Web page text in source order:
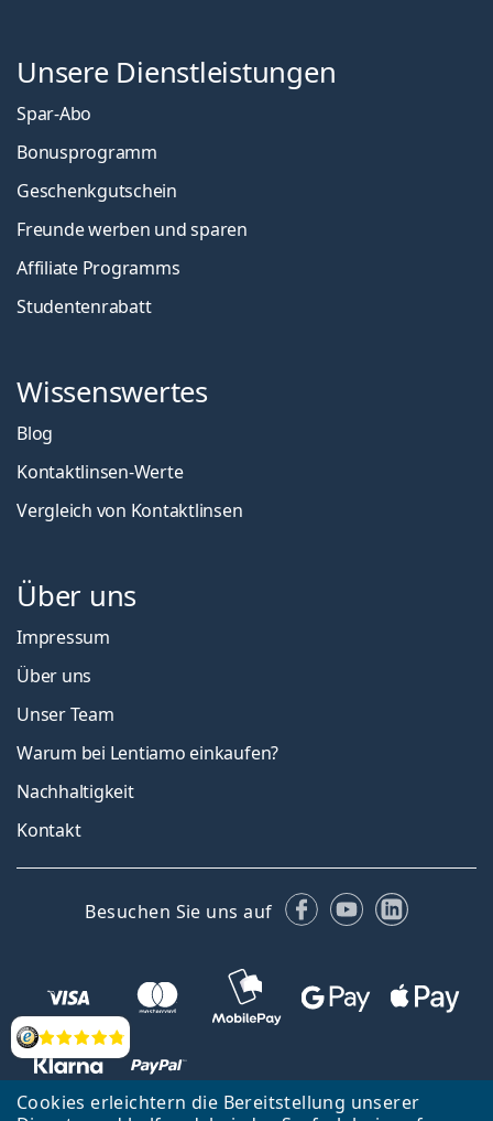
Cookies erleichtern die Bereitstellung unserer
Bewertung
Unsere Dienstleistungen
Spar-Abo
Bonusprogramm
Geschenkgutschein
Freunde werben und sparen
Affiliate Programms
Studentenrabatt
Wissenswertes
Blog
Kontaktlinsen-Werte
Vergleich von Kontaktlinsen
Über uns
Impressum
Über uns
Unser Team
Warum bei Lentiamo einkaufen?
Nachhaltigkeit
Kontakt
Besuchen Sie uns auf Facebook
YouTubeLinkedIn